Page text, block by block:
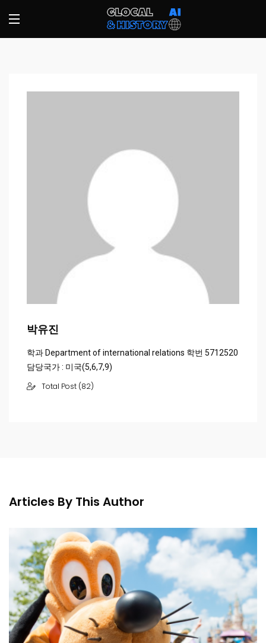
박유진
학과 Department of international relations 학번 5712520
담당국가 : 미국(5,6,7,9)
Total Post (82)
Articles By This Author